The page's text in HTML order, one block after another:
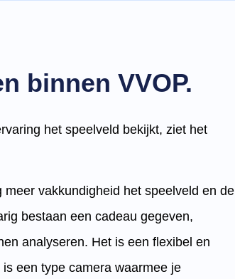
binnen VVOP.
het speelveld bekijkt, ziet het
vakkundigheid het speelveld en de
bestaan een cadeau gegeven,
analyseren. Het is een flexibel en
een type camera waarmee je